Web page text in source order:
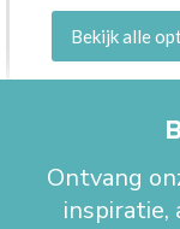
Bekijk alle
Ontvang
inspiratie,